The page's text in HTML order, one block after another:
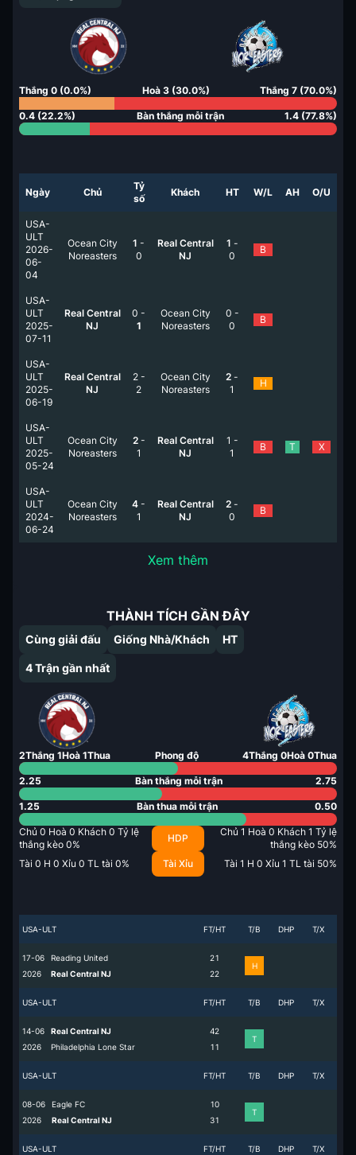
Thắng 0 (0.0%) Hoà 3(30.0%) Thắng 7 (70.0%)
0.4 (22.2%) Bàn thắng mỗi trận 1.4 (77.8%)
Ngày Chủ
Tỷ
số
Khách HT W/L AH O/U
USA-
ULT
2026-
06-
04
Ocean City
Noreasters
1 -
0
Real Central
NJ
1 -
0
B
USA-
ULT
2025-
07-11
Real Central
NJ
0 -
1
Ocean City
Noreasters
0 -
0
B
USA-
ULT
2025-
06-19
Real Central
NJ
2-
2
Ocean City
Noreasters
2 -
1
H
USA-
ULT
2025-
05-24
Ocean City
Noreasters
2-
1
Real Central
NJ
1 -
1
B T X
USA-
ULT
2024-
06-24
Ocean City
Noreasters
4 -
1
Real Central
NJ
2 -
0
B
Xem thêm
THÀNH TÍCH GẦN ĐÂY
Cùng giải đấu Giống Nhà/Khách HT
4Trận gần nhất
2Thắng 1Hoà 1Thua Phong độ 4Thắng 0Hoà 0Thua
2.25 Bàn thắng mỗi trận 2.75
1.25 Bàn thua mỗi trận 0.50
Chủ 0 Hoà 0 Khách 0 Tỷ lệ
thắng kèo 0%
HDP
Chủ 1 Hoà 0 Khách 1 Tỷ lệ
thắng kèo 50%
Tài 0 H 0 Xỉu 0 TL tài 0% Tài Xỉu Tài 1 H 0 Xỉu 1 TL tài 50%
USA-ULT FT/HT T/B DHP T/X
17-06
2026
Reading United
Real Central NJ
2
2
1
2
H
USA-ULT FT/HT T/B DHP T/X
14-06
2026
Real Central NJ
Philadelphia Lone Star
4
1
2
1
T
USA-ULT FT/HT T/B DHP T/X
08-06
2026
Eagle FC
Real Central NJ
1
3
0
1
T
USA-ULT FT/HT T/B DHP T/X